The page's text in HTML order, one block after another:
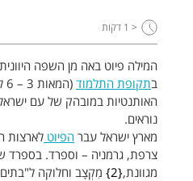
< 1 דקות
המילה פיוט באה מן השפה
בתקופת התלמוד
האותנטיות במובהק של עם
נוראים.
מארץ ישראל עבר הפיוט לארצות
צרפת, גרמניה – וספרד. בספרד
מגוונת, 2 מִקְצָב וחלוקה